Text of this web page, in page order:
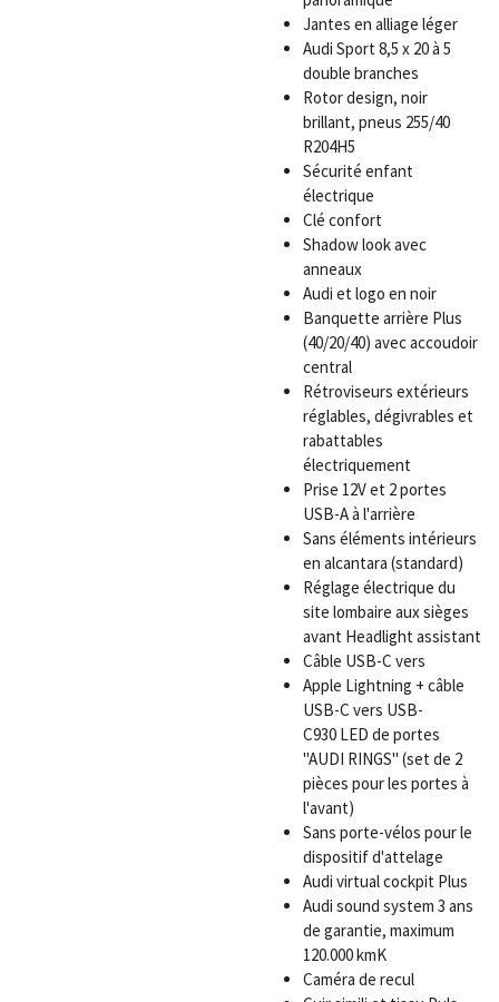
Jantes en alliage léger
Audi Sport 8,5 x 20 à 5
double branches
Rotor design, noir
brillant, pneus 255/40
R204H5
Sécurité enfant
électrique
Clé confort
Shadow look avec
anneaux
Audi et logo en noir
Banquette arrière Plus
(40/20/40) avec accoudoir
central
Rétroviseurs extérieurs
réglables, dégivrables et
rabattables
électriquement
Prise 12V et 2 portes
USB-A à l'arrière
Sans éléments intérieurs
en alcantara (standard)
Réglage électrique du
site lombaire aux sièges
avant Headlight assistant
Câble USB-C vers
Apple Lightning + câble
USB-C vers USB-
C930LED de portes
"AUDI RINGS" (set de 2
pièces pour les portes à
l'avant)
Sans porte-vélos pour le
dispositif d'attelage
Audi virtual cockpit Plus
Audi sound system 3 ans
de garantie, maximum
120.000 kmK
Caméra de recul